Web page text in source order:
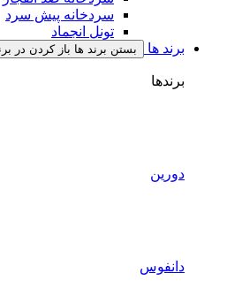
سردخانه پیش سرد
تونل انجماد
برند ها
بستن برند ها باز کردن در
برندها
دورین
دانفوس